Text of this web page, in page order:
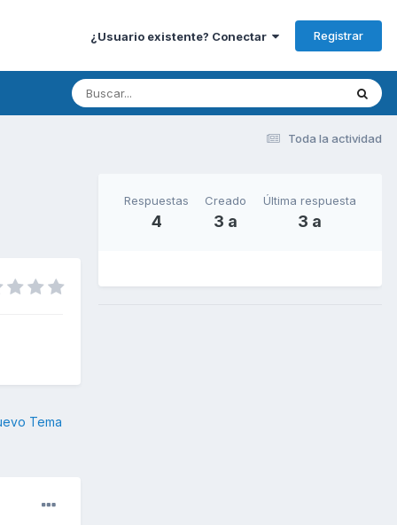
¿Usuario existente? Conectar Registrar
Toda la actividad
Tema
Respuestas
4
Creado
3 a
Última respuesta
3 a